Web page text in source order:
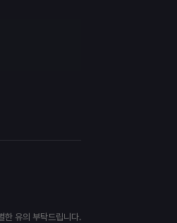
한 유의 부탁드립니다.